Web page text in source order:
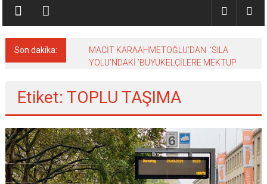
Son dakika:
MACİT KARAAHMETOĞLU’DAN ‘SILA
YOLU’NDAKİ ’BÜYÜKELÇİLERE MEKTUP
Etiket: TOPLU TAŞIMA